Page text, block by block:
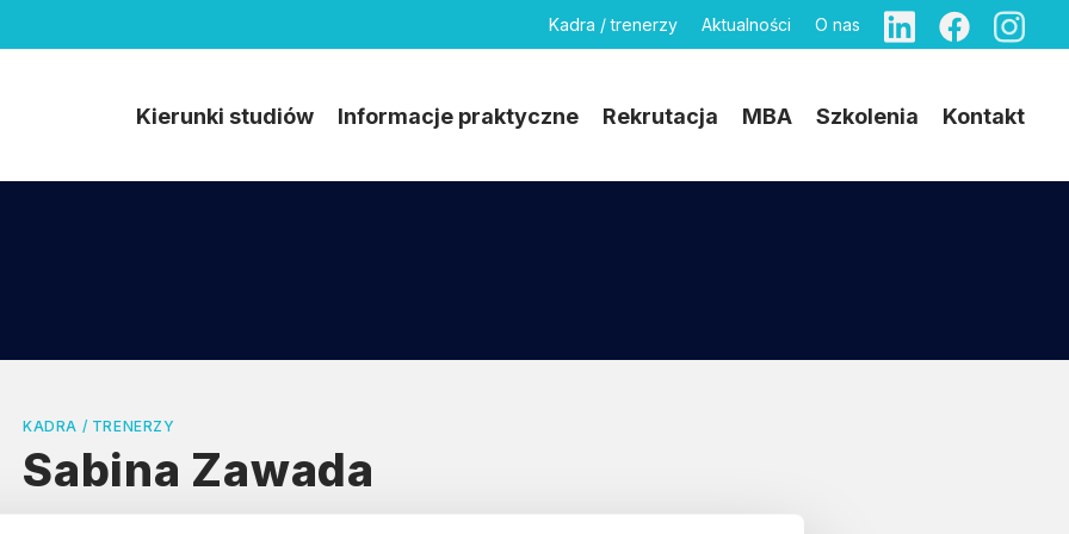
Kadra / trenerzy Aktualności O nas
Kierunki studiów Informacje praktyczne Rekrutacja MBA Szkolenia Kontakt
KADRA / TRENERZY
Sabina Zawada